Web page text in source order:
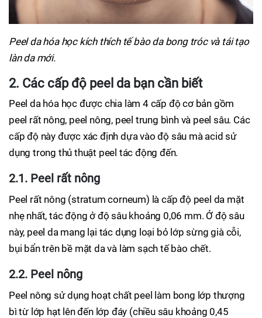
Peel da hóa học kích thích tế bào da bong tróc và tái tạo
làn da mới.
2. Các cấp độ peel da bạn cần biết
Peel da hóa học được chia làm 4 cấp độ cơ bản gồm
peel rất nông, peel nông, peel trung bình và peel sâu. Các
cấp độ này được xác định dựa vào độ sâu mà acid sử
dụng trong thủ thuật peel tác động đến.
2.1. Peel rất nông
Peel rất nông (stratum corneum) là cấp độ peel da mặt
nhẹ nhất, tác động ở độ sâu khoảng 0,06 mm. Ở độ sâu
này, peel da mang lại tác dụng loại bỏ lớp sừng già cỗi,
bụi bẩn trên bề mặt da và làm sạch tế bào chết.
2.2. Peel nông
Peel nông sử dụng hoạt chất peel làm bong lớp thượng
bì từ lớp hạt lên đến lớp đáy (chiều sâu khoảng 0,45